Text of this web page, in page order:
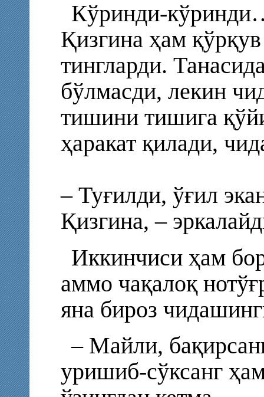
Кўринди-
Қизгина ҳам
тингларди.
бўлмасди, лекин
тишини тишига
ҳаракат қилади,
– Туғилди, ўғил
Қизгина, –
Иккинчиси ҳам
аммо чақалоқ
яна бироз
– Майли,
уришиб-сўксанг